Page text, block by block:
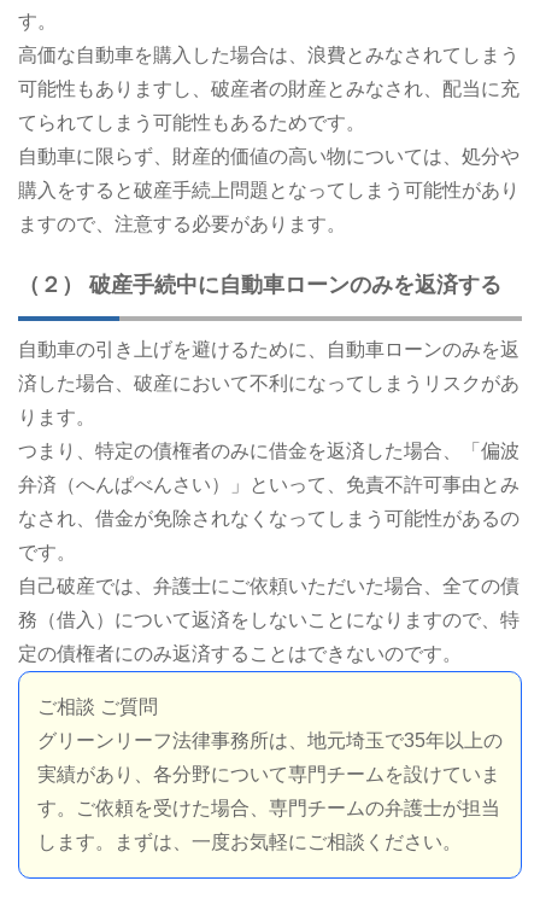
す。
高価な自動車を購入した場合は、浪費とみなされてしまう
可能性もありますし、破産者の財産とみなされ、配当に充
てられてしまう可能性もあるためです。
自動車に限らず、財産的価値の高い物については、処分や
購入をすると破産手続上問題となってしまう可能性があり
ますので、注意する必要があります。
（２） 破産手続中に自動車ローンのみを返済する
自動車の引き上げを避けるために、自動車ローンのみを返
済した場合、破産において不利になってしまうリスクがあ
ります。
つまり、特定の債権者のみに借金を返済した場合、「偏波
弁済（へんぱべんさい）」といって、免責不許可事由とみ
なされ、借金が免除されなくなってしまう可能性があるの
です。
自己破産では、弁護士にご依頼いただいた場合、全ての債
務（借入）について返済をしないことになりますので、特
定の債権者にのみ返済することはできないのです。
ご相談 ご質問
グリーンリーフ法律事務所は、地元埼玉で35年以上の
実績があり、各分野について専門チームを設けていま
す。ご依頼を受けた場合、専門チームの弁護士が担当
します。まずは、一度お気軽にご相談ください。